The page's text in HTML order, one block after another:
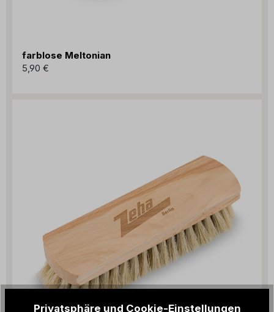
farblose Meltonian
5,90 €
Privatsphäre und Cookie-Einstellungen